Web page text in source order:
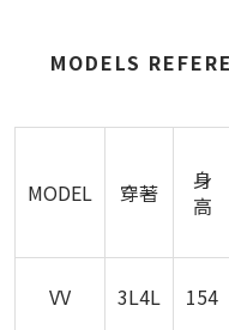
MODELS
MODEL 穿著
身
高
VV 3L4L 154